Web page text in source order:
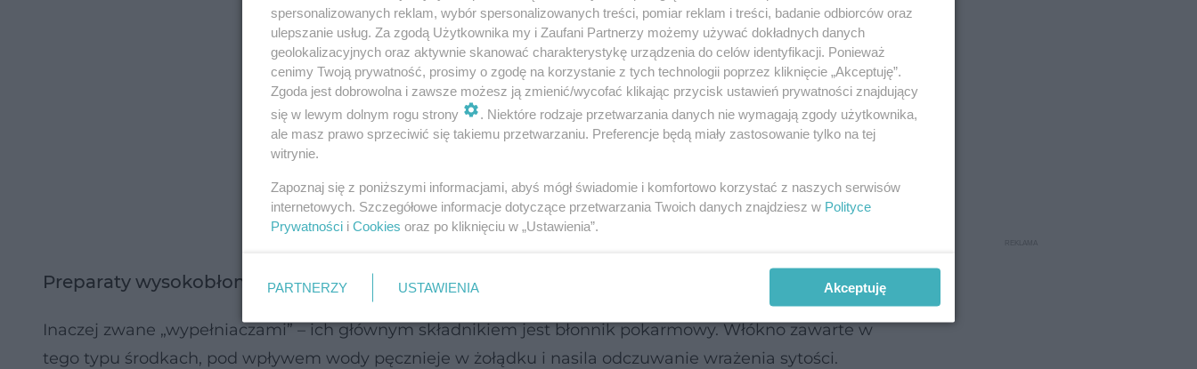
Preparaty wysokobłonnikowe wypełniają i hamują apetyt
Inaczej zwane „wypełniaczami” – ich głównym składnikiem jest błonnik pokarmowy. Włókno zawarte w
tego typu środkach, pod wpływem wody pęcznieje w żołądku i nasila odczuwanie wrażenia sytości.
spersonalizowanych reklam, wybór spersonalizowanych treści, pomiar reklam i treści, badanie odbiorców oraz
ulepszanie usług. Za zgodą Użytkownika my i Zaufani Partnerzy możemy używać dokładnych danych
geolokalizacyjnych oraz aktywnie skanować charakterystykę urządzenia do celów identyfikacji. Ponieważ
cenimy Twoją prywatność, prosimy o zgodę na korzystanie z tych technologii poprzez kliknięcie „Akceptuję”.
Zgoda jest dobrowolna i zawsze możesz ją zmienić/wycofać klikając przycisk ustawień prywatności znajdujący
się w lewym dolnym rogu strony
. Niektóre rodzaje przetwarzania danych nie wymagają zgody użytkownika,
ale masz prawo sprzeciwić się takiemu przetwarzaniu. Preferencje będą miały zastosowanie tylko na tej
witrynie.
Zapoznaj się z poniższymi informacjami, abyś mógł świadomie i komfortowo korzystać z naszych serwisów
internetowych. Szczegółowe informacje dotyczące przetwarzania Twoich danych znajdziesz w Polityce
Prywatności i Cookies oraz po kliknięciu w „Ustawienia”.
PARTNERZY USTAWIENIA Akceptuję